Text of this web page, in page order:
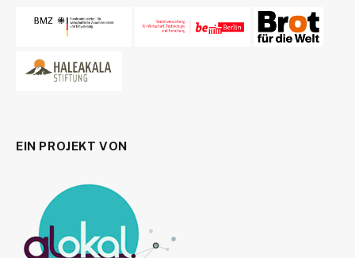
EIN PROJEKT VON